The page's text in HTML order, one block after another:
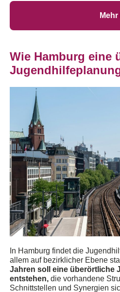
Wie Hamburg eine
In Hamburg findet die
allem auf bezirklicher Ebene
Jahren soll eine überörtliche
entstehen, die vorhandene
Schnittstellen und Synergien